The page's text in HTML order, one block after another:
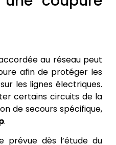
au réseau peut
afin de protéger les
les lignes électriques.
certains circuits de la
de secours spécifique,
.
dès l’étude du